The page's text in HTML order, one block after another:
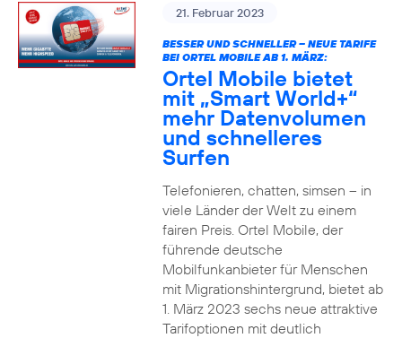
21. Februar 2023
BESSER UND SCHNELLER – NEUE TARIFE
BEI ORTEL MOBILE AB 1. MÄRZ:
Ortel Mobile bietet
mit „Smart World+“
mehr Datenvolumen
und schnelleres
Surfen
Telefonieren, chatten, simsen – in
viele Länder der Welt zu einem
fairen Preis. Ortel Mobile, der
führende deutsche
Mobilfunkanbieter für Menschen
mit Migrationshintergrund, bietet ab
1. März 2023 sechs neue attraktive
Tarifoptionen mit deutlich